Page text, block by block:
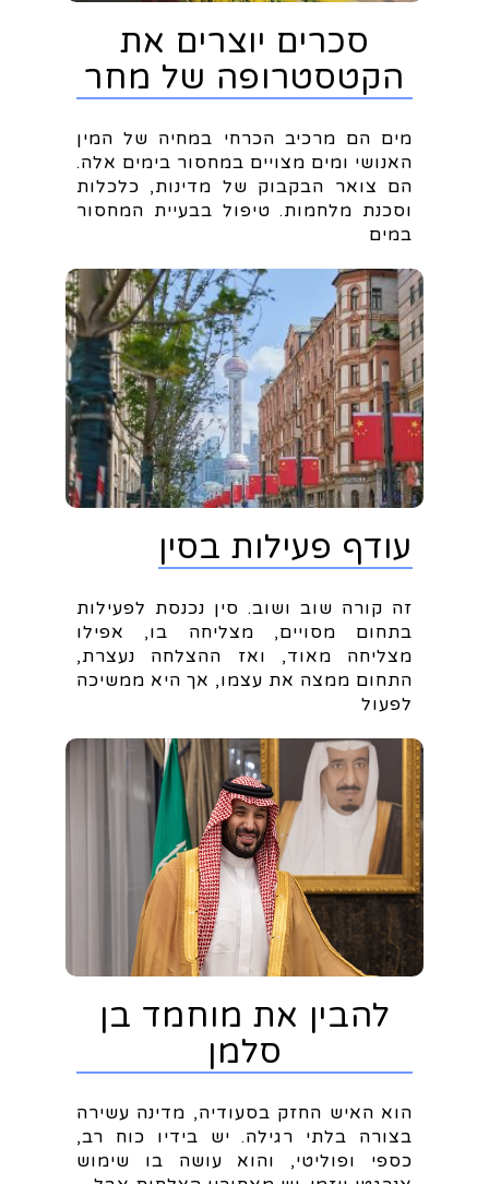
סכרים יוצרים את
הקטסטרופה של מחר
מים הם מרכיב הכרחי במחיה של המין
האנושי ומים מצויים במחסור בימים אלה.
הם צואר הבקבוק של מדינות, כלכלות
וסכנת מלחמות. טיפול בבעיית המחסור
במים
עודף פעילות בסין
זה קורה שוב ושוב. סין נכנסת לפעילות
בתחום מסויים, מצליחה בו, אפילו
מצליחה מאוד, ואז ההצלחה נעצרת,
התחום ממצה את עצמו, אך היא ממשיכה
לפעול
להבין את מוחמד בן
סלמן
הוא האיש החזק בסעודיה, מדינה עשירה
בצורה בלתי רגילה. יש בידיו כוח רב,
כספי ופוליטי, והוא עושה בו שימוש